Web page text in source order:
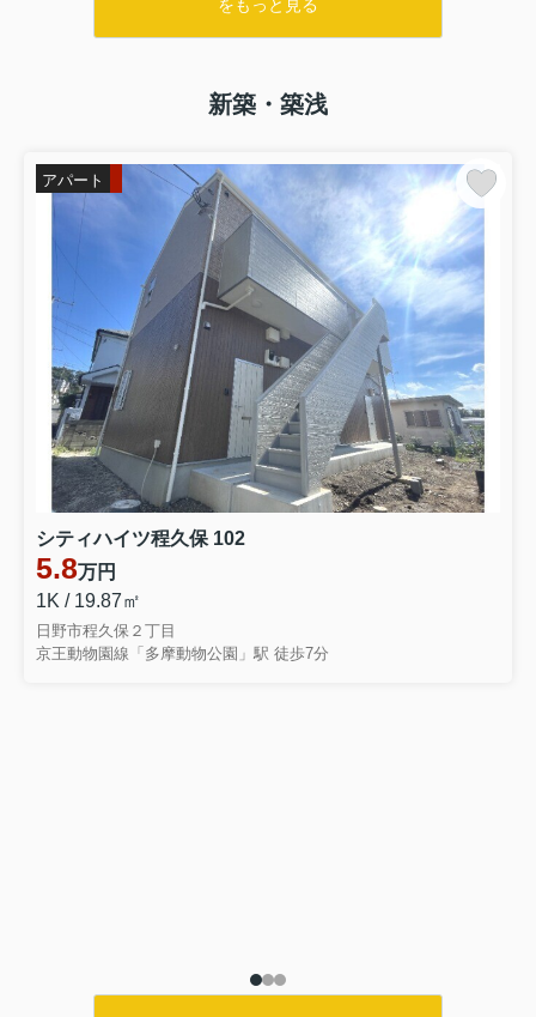
をもっと見る
新築・築浅
アパート
シティハイツ程久保 102
5.8万円
1K / 19.87㎡
日野市程久保２丁目
京王動物園線「多摩動物公園」駅 徒歩7分